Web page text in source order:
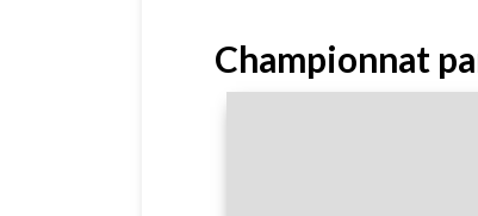
Championnat